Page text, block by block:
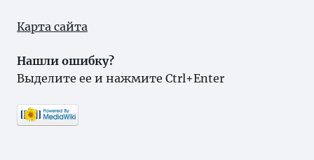
Карта сайта
Нашли ошибку?
Выделите ее и нажмите Ctrl+Enter